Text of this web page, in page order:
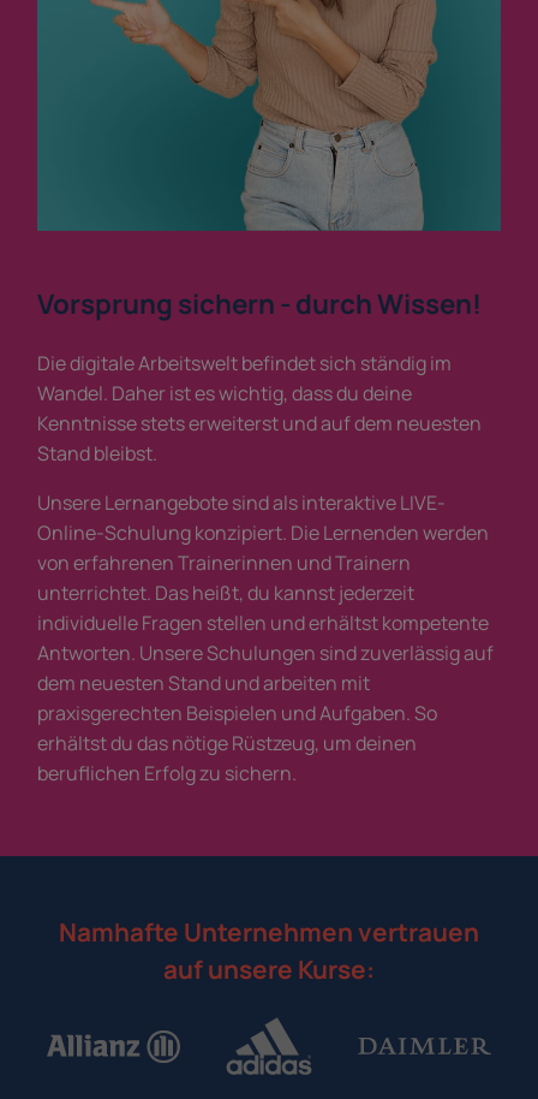
Vorsprung sichern - durch Wissen!
Die digitale Arbeitswelt befindet sich ständig im
Wandel. Daher ist es wichtig, dass du deine
Kenntnisse stets erweiterst und auf dem neuesten
Stand bleibst.
Unsere Lernangebote sind als interaktive LIVE-
Online-Schulung konzipiert. Die Lernenden werden
von erfahrenen Trainerinnen und Trainern
unterrichtet. Das heißt, du kannst jederzeit
individuelle Fragen stellen und erhältst kompetente
Antworten. Unsere Schulungen sind zuverlässig auf
dem neuesten Stand und arbeiten mit
praxisgerechten Beispielen und Aufgaben. So
erhältst du das nötige Rüstzeug, um deinen
beruflichen Erfolg zu sichern.
Namhafte Unternehmen vertrauen
auf unsere Kurse: